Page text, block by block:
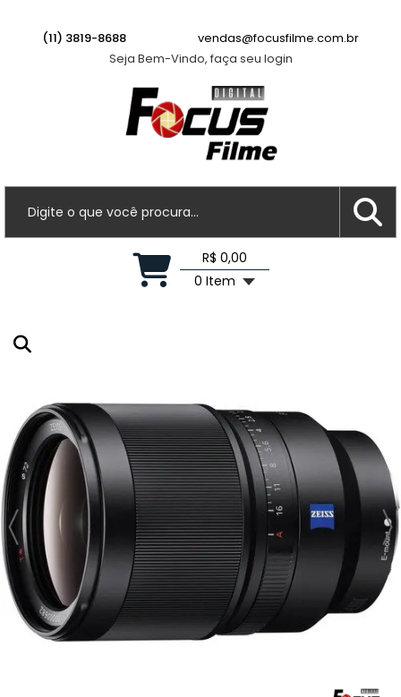
(11) 3819-8688
vendas@focusfilme.com.br
Seja Bem-Vindo, faça seu login
R$ 0,00
0 Item
Parasol JJC LH-73 - Genérico do Parasol
Canon ET-73